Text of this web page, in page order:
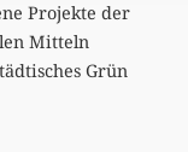
Projekte der
Mitteln
Grün